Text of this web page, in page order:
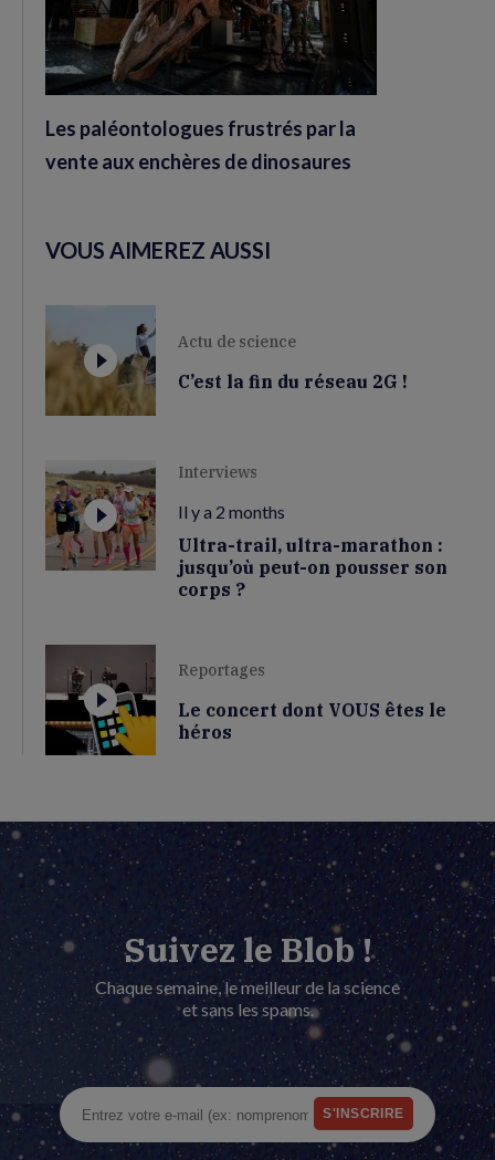
Les paléontologues frustrés par la
vente aux enchères de dinosaures
VOUS AIMEREZ AUSSI
Actu de science
C’est la fin du réseau 2G !
Interviews
Il y a 2 months
Ultra-trail, ultra-marathon :
jusqu’où peut-on pousser son
corps ?
Reportages
Le concert dont VOUS êtes le
héros
Suivez le Blob !
Chaque semaine, le meilleur de la science
et sans les spams.